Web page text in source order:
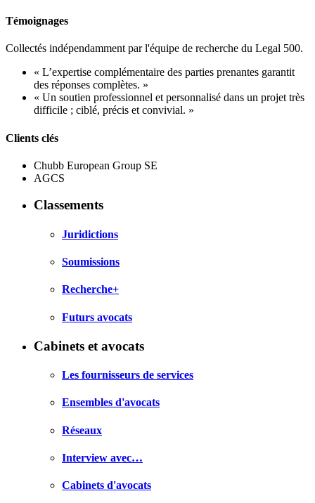
Témoignages
Collectés indépendamment par l'équipe de recherche du Legal 500.
« L’expertise complémentaire des parties prenantes garantit
des réponses complètes. »
« Un soutien professionnel et personnalisé dans un projet très
difficile ; ciblé, précis et convivial. »
Clients clés
Chubb European Group SE
AGCS
Classements
Juridictions
Soumissions
Recherche+
Futurs avocats
Cabinets et avocats
Les fournisseurs de services
Ensembles d'avocats
Réseaux
Interview avec…
Cabinets d'avocats